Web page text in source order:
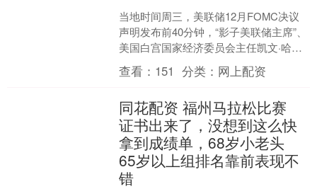
当地时间周三，美联储12月FOMC决议
声明发布前40分钟，“影子美联储主席”、
美国白宫国家经济委员会主任凯文·哈塞
特重申，美联储还有很大的降息空间，
而且需要进一....
查看： 151 分类： 网上配资
同花配资 福州马拉松比赛
证书出来了，没想到这么快
拿到成绩单，68岁小老头
65岁以上组排名靠前表现不
错